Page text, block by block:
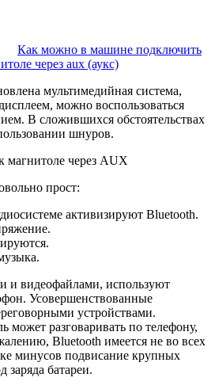
Как можно в машине подключить
через aux (аукс)
мультимедийная система,
можно воспользоваться
В сложившихся обстоятельствах
шнуров.
магнитоле через AUX
прост:
активизируют Bluetooth.
и видеофайлами, используют
Усовершенствованные
устройствами.
может разговаривать по телефону,
Bluetooth имеется не во всех
минусов подвисание крупных
заряда батареи.